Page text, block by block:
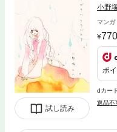
試し読み
小野
マンガ
770
ポ
dカー
返品不